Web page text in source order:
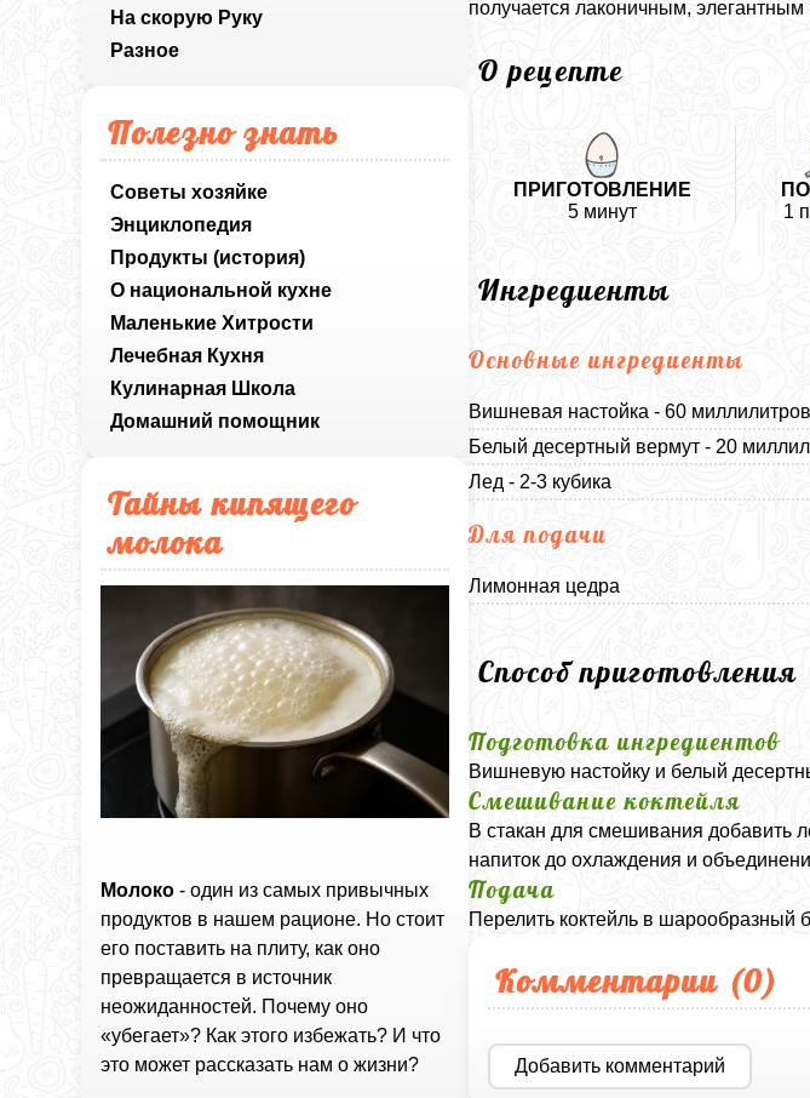
На скорую Руку
Разное
Полезно знать
Советы хозяйке
Энциклопедия
Продукты (история)
О национальной кухне
Маленькие Хитрости
Лечебная Кухня
Кулинарная Школа
Домашний помощник
Тайны кипящего
молока
Молоко - один из самых привычных
продуктов в нашем рационе. Но стоит
его поставить на плиту, как оно
превращается в источник
неожиданностей. Почему оно
«убегает»? Как этого избежать? И что
это может рассказать нам о жизни?
получается лаконичным,
О рецепте
ПРИГОТОВЛЕНИЕ
5 минут
1
Ингредиенты
Основные ингредиенты
Вишневая настойка - 60 миллилитров
Белый десертный вермут - 20
Лед - 2-3 кубика
Для подачи
Лимонная цедра
Способ приготовления
Подготовка ингредиентов
Вишневую настойку и белый
Смешивание коктейля
В стакан для смешивания добавить
напиток до охлаждения и
Подача
Перелить коктейль в шарообразный
Комментарии (0)
Добавить комментарий